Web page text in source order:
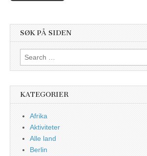
SØK PÅ SIDEN
Search
for:
KATEGORIER
Afrika
Aktiviteter
Alle land
Berlin